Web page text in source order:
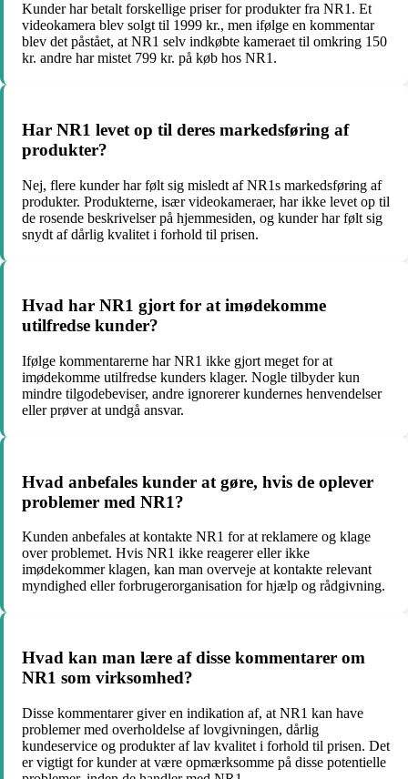
Kunder har betalt forskellige priser for produkter fra NR1. Et
videokamera blev solgt til 1999 kr., men ifølge en kommentar
blev det påstået, at NR1 selv indkøbte kameraet til omkring 150
kr. andre har mistet 799 kr. på køb hos NR1.
Har NR1 levet op til deres markedsføring af
produkter?
Nej, flere kunder har følt sig misledt af NR1s markedsføring af
produkter. Produkterne, især videokameraer, har ikke levet op til
de rosende beskrivelser på hjemmesiden, og kunder har følt sig
snydt af dårlig kvalitet i forhold til prisen.
Hvad har NR1 gjort for at imødekomme
utilfredse kunder?
Ifølge kommentarerne har NR1 ikke gjort meget for at
imødekomme utilfredse kunders klager. Nogle tilbyder kun
mindre tilgodebeviser, andre ignorerer kundernes henvendelser
eller prøver at undgå ansvar.
Hvad anbefales kunder at gøre, hvis de oplever
problemer med NR1?
Kunden anbefales at kontakte NR1 for at reklamere og klage
over problemet. Hvis NR1 ikke reagerer eller ikke
imødekommer klagen, kan man overveje at kontakte relevant
myndighed eller forbrugerorganisation for hjælp og rådgivning.
Hvad kan man lære af disse kommentarer om
NR1 som virksomhed?
Disse kommentarer giver en indikation af, at NR1 kan have
problemer med overholdelse af lovgivningen, dårlig
kundeservice og produkter af lav kvalitet i forhold til prisen. Det
er vigtigt for kunder at være opmærksomme på disse potentielle